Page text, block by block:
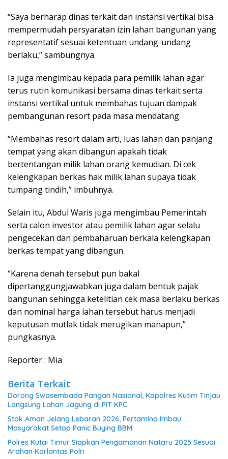
“Saya berharap dinas terkait dan instansi vertikal bisa
mempermudah persyaratan izin lahan bangunan yang
representatif sesuai ketentuan undang-undang
berlaku,” sambungnya.
Ia juga mengimbau kepada para pemilik lahan agar
terus rutin komunikasi bersama dinas terkait serta
instansi vertikal untuk membahas tujuan dampak
pembangunan resort pada masa mendatang.
“Membahas resort dalam arti, luas lahan dan panjang
tempat yang akan dibangun apakah tidak
bertentangan milik lahan orang kemudian. Di cek
kelengkapan berkas hak milik lahan supaya tidak
tumpang tindih,” imbuhnya.
Selain itu, Abdul Waris juga mengimbau Pemerintah
serta calon investor atau pemilik lahan agar selalu
pengecekan dan pembaharuan berkala kelengkapan
berkas tempat yang dibangun.
“Karena denah tersebut pun bakal
dipertanggungjawabkan juga dalam bentuk pajak
bangunan sehingga ketelitian cek masa berlaku berkas
dan nominal harga lahan tersebut harus menjadi
keputusan mutlak tidak merugikan manapun,”
pungkasnya.
Reporter : Mia
Berita Terkait
Dorong Swasembada Pangan Nasional, Kapolres Kutim Tinjau
Langsung Lahan Jagung di PIT KPC
Stok Aman Jelang Lebaran 2026, Pertamina Imbau
Masyarakat Setop Panic Buying BBM
Polres Kutai Timur Siapkan Pengamanan Nataru 2025 Sesuai
Arahan Korlantas Polri